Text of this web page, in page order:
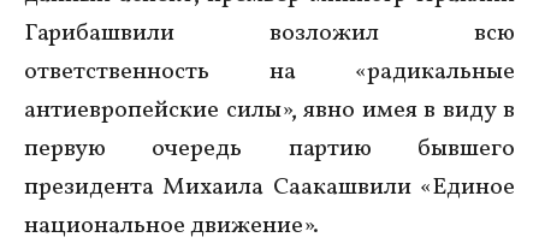
Гарибашвили возложил всю
ответственность на «радикальные
антиевропейские силы», явно имея в виду в
первую очередь партию бывшего
президента Михаила Саакашвили «Единое
национальное движение».